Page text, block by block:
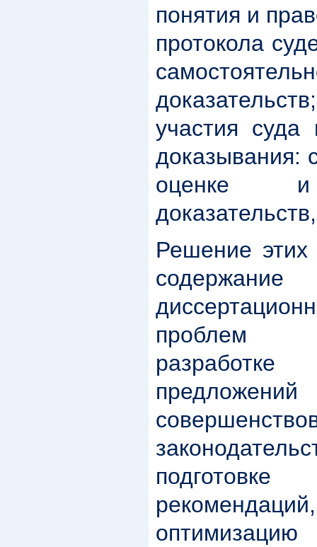
понятия и
протокола
участия суда
доказывания:
оценке и
Решение
проблем
разработке
оптимизацию